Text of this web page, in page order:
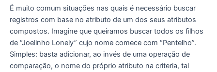
É muito comum situações nas quais é necessário buscar
registros com base no atributo de um dos seus atributos
compostos. Imagine que queiramos buscar todos os filhos
de “Joelinho Lonely” cujo nome comece com “Pentelho”.
Simples: basta adicionar, ao invés de uma operação de
comparação, o nome do próprio atributo na criteria, tal